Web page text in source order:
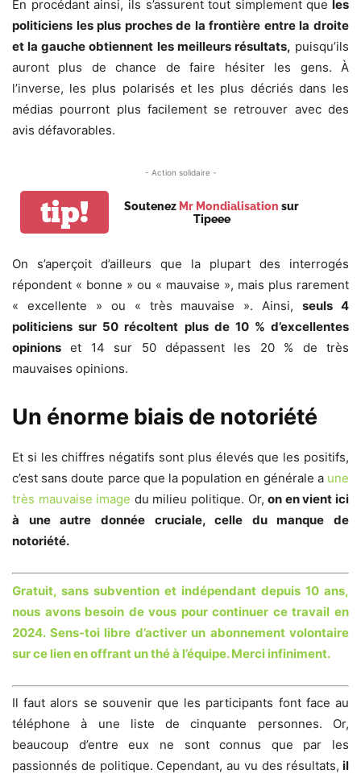
En procédant ainsi, ils s’assurent tout simplement que les
politiciens les plus proches de la frontière entre la droite
et la gauche obtiennent les meilleurs résultats, puisqu’ils
auront plus de chance de faire hésiter les gens. À
l’inverse, les plus polarisés et les plus décriés dans les
médias pourront plus facilement se retrouver avec des
avis défavorables.
- Action solidaire -
tip! Soutenez Mr Mondialisation sur
Tipeee
On s’aperçoit d’ailleurs que la plupart des interrogés
répondent « bonne » ou « mauvaise », mais plus rarement
« excellente » ou « très mauvaise ». Ainsi,seuls 4
politiciens sur 50 récoltent plus de 10 % d’excellentes
opinions et 14 sur 50 dépassent les 20 % de très
mauvaises opinions.
Un énorme biais de notoriété
Et si les chiffres négatifs sont plus élevés que les positifs,
c’est sans doute parce que la population en générale a une
très mauvaise image du milieu politique. Or,on en vient ici
à une autre donnée cruciale, celle du manque de
notoriété.
Gratuit, sans subvention et indépendant depuis 10 ans,
nous avons besoin de vous pour continuer ce travail en
2024. Sens-toi libre d’activer un abonnement volontaire
sur ce lien en offrant un thé à l’équipe. Merci infiniment.
Il faut alors se souvenir que les participants font face au
téléphone à une liste de cinquante personnes. Or,
beaucoup d’entre eux ne sont connus que par les
passionnés de politique. Cependant, au vu des résultats, il